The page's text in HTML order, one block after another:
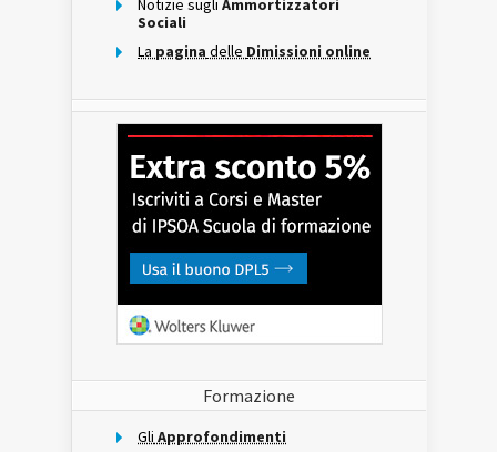
Notizie sugli Ammortizzatori
Sociali
La pagina delle Dimissioni online
Formazione
Gli Approfondimenti